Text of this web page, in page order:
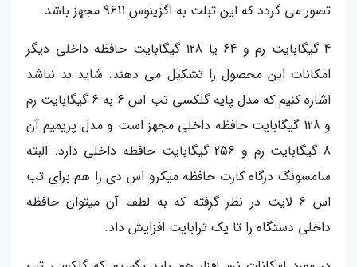
تصور می گردد که این تبلت به اگزینوس 9611 مجهز باشد.
4 گیگابایت رم و 64 یا 128 گیگابایت حافظه داخلی دیگر
امکانات این محصول را تشکیل می دهند. شاید بد نباشد
اشاره کنیم که مدل پایه گلکسی تب اس 6 به 6 گیگابایت رم
و 128 گیگابایت حافظه داخلی مجهز است و مدل پریمیم آن
8 گیگابایت رم و 256 گیگابایت حافظه داخلی دارد. البته
سامسونگ درگاه کارت حافظه میکرو اس دی را هم برای تب
اس 6 لایت در نظر گرفته که به لطف آن میتوان حافظه
داخلی دستگاه را تا یک ترابایت افزایش داد.